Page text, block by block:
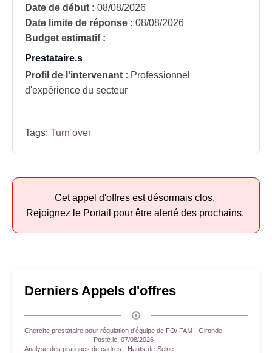
Date de début : 08/08/2026
Date limite de réponse : 08/08/2026
Budget estimatif :
Prestataire.s
Profil de l'intervenant : Professionnel
d'expérience du secteur
Tags: Turn over
Cet appel d'offres est désormais clos.
Rejoignez le Portail pour être alerté des prochains.
Derniers Appels d'offres
Cherche prestataire pour régulation d'équipe de FO/ FAM - Gironde
Posté le: 07/08/2026
Analyse des pratiques de cadres - Hauts-de-Seine